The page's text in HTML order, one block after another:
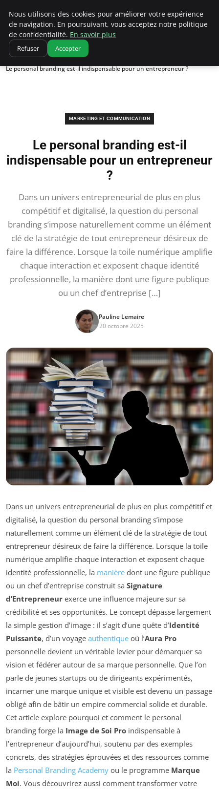
Ultimatefs
Accueil
Marketing et communication
Le personal branding est-il indispensable pour un entrepreneur ?
MARKETING ET COMMUNICATION
Le personal branding est-il
indispensable pour un entrepreneur
?
Dans un univers entrepreneurial de plus en plus
compétitif et digitalisé, la question du personal
branding s’impose naturellement comme un élément
clé de la stratégie de tout entrepreneur désireux de
faire la différence. Lorsque la toile numérique amplifie
chaque interaction et exposent chaque identité
professionnelle, la manière dont une figure publique
ou un chef d’entreprise […]
Pauline Lemaire
20 octobre 2025
Dans un univers entrepreneurial de plus en plus compétitif et
digitalisé, la question du personal branding s’impose
naturellement comme un élément clé de la stratégie de tout
entrepreneur désireux de faire la différence. Lorsque la toile
numérique amplifie chaque interaction et exposent chaque
identité professionnelle, la manière dont une figure publique
ou un chef d’entreprise construit sa Signature
d’Entrepreneur exerce une influence majeure sur sa
crédibilité et ses opportunités. Le concept dépasse largement
la simple gestion d’image : il s’agit d’une quête d’Identité
Puissante, d’un voyage authentique où l’Aura Pro
personnelle devient un véritable levier pour démarquer sa
vision et fédérer autour de sa marque personnelle. Que l’on
parle de jeunes startups ou de dirigeants expérimentés,
incarner une marque unique et visible est devenu un passage
obligé afin de bâtir un empire commercial solide et durable.
Cet article explore pourquoi et comment le personal
branding forge la Image de Soi Pro indispensable à
l’entrepreneur d’aujourd’hui, soutenu par des exemples
concrets, des stratégies éprouvées et des ressources comme
la Personal Branding Academy ou le programme Marque
Moi. Vous découvrirez aussi comment transformer votre
Nous utilisons des cookies pour améliorer votre expérience
de navigation. En poursuivant, vous acceptez notre politique
de confidentialité. En savoir plus
Refuser Accepter